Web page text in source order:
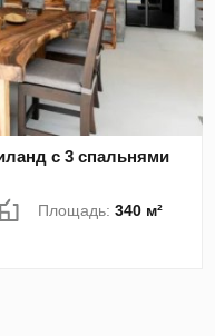
с 3 спальнями
Площадь:340 м²